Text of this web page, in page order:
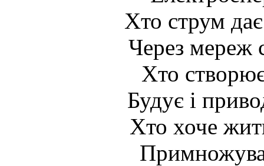
Хто струм
Через мереж
Хто
Будує і
Хто хоче